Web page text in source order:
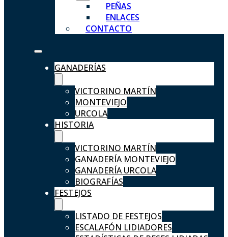
PEÑAS
ENLACES
CONTACTO
GANADERÍAS
VICTORINO MARTÍN
MONTEVIEJO
URCOLA
HISTORIA
VICTORINO MARTÍN
GANADERÍA MONTEVIEJO
GANADERÍA URCOLA
BIOGRAFÍAS
FESTEJOS
LISTADO DE FESTEJOS
ESCALAFÓN LIDIADORES